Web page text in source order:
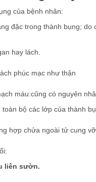
của bệnh nhân:
đặc trong thành bụng; do
hay lách.
phúc mạc như thận
máu:cũng có nguyên
bộ các lớp của thành
hợp chửa ngoài tử cung vỡ.
liên sườn.